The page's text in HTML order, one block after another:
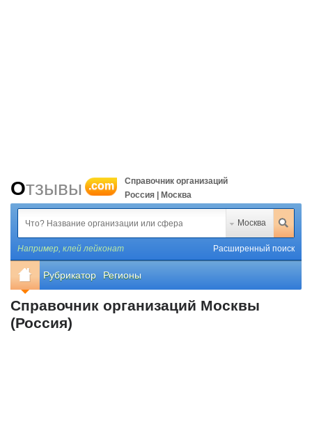
Отзывы .com
Справочник организаций
Россия | Москва
Москва
Например, клей лейконат Расширенный поиск
Рубрикатор Регионы
Справочник организаций Москвы
(Россия)